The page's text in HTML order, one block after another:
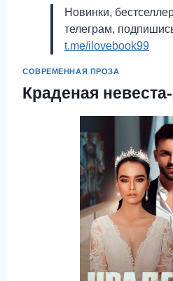
Новинки,
телеграм,
t.me/ilovebook99
СОВРЕМЕННАЯ ПРОЗА
Краденая